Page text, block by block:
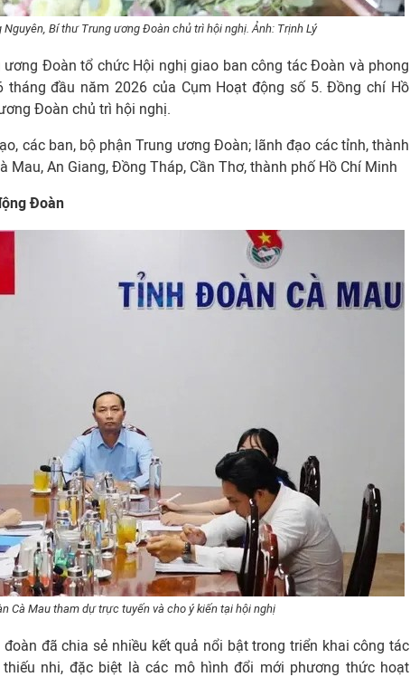
Bí thư Trung ương Đoàn chủ trì hội nghị. Ảnh: Trịnh Lý
ương Đoàn tổ chức Hội nghị giao ban công tác Đoàn và phong
tháng đầu năm 2026 của Cụm Hoạt động số 5. Đồng chí Hồ
Đoàn chủ trì hội nghị.
các ban, bộ phận Trung ương Đoàn; lãnh đạo các tỉnh, thành
Mau, An Giang, Đồng Tháp, Cần Thơ, thành phố Hồ Chí Minh
Đoàn
Cà Mau tham dự trực tuyến và cho ý kiến tại hội nghị
đã chia sẻ nhiều kết quả nổi bật trong triển khai công tác
nhi, đặc biệt là các mô hình đổi mới phương thức hoạt